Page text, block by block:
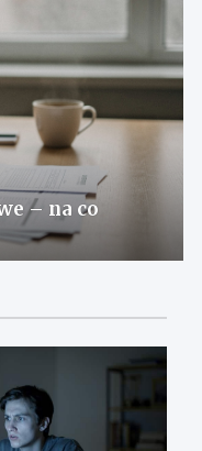
– na co